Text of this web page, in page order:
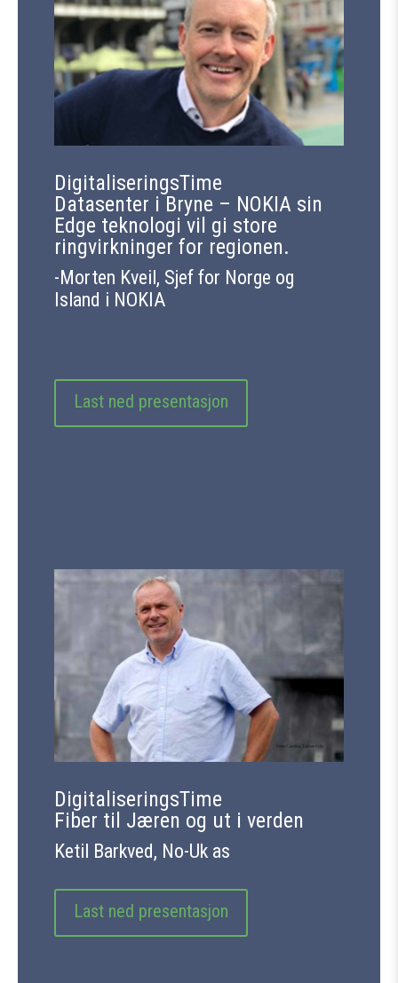
DigitaliseringsTime
Datasenter i Bryne – NOKIA sin
Edge teknologi vil gi store
ringvirkninger for regionen.
-Morten Kveil, Sjef for Norge og
Island i NOKIA
Last ned presentasjon
DigitaliseringsTime
Fiber til Jæren og ut i verden
Ketil Barkved, No-Uk as
Last ned presentasjon